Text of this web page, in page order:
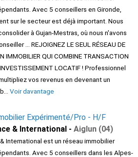
Avec 5 conseillers en Gironde,
sur le secteur est déjà important. Nous
à Gujan-Mestras, où nous n'avons
... REJOIGNEZ LE SEUL RÉSEAU DE
IMMOBILIER QUI COMBINE TRANSACTION
LOCATIF ! Professionnel
vos revenus en devenant un
Voir davantage
Expérimenté/Pro - H/F
& International - Aiglun (04)
International est un réseau immobilier
Avec 5 conseillers dans les Alpes-